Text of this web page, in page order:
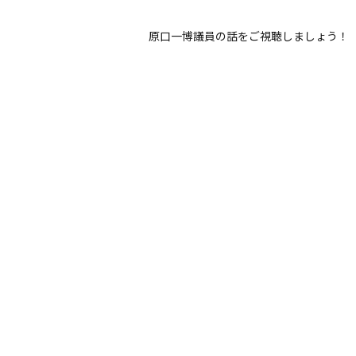
原口一博議員の話をご視聴しましょう！